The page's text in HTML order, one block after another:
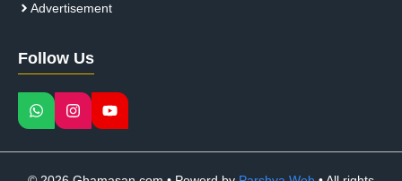
Advertisement
Follow Us